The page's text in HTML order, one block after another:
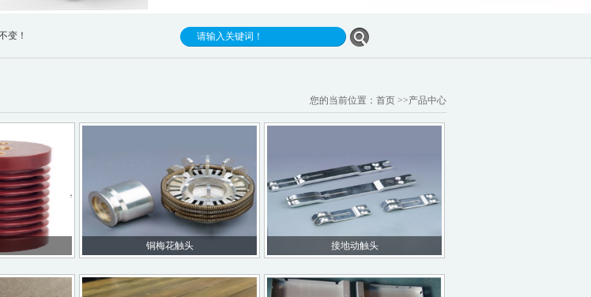
您的当前位置： 首页 >>产品中心
铜梅花触头 接地动触头